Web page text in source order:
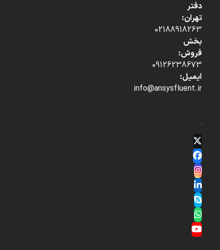
دفتر
تهران:
02188918263
بخش
فروش:
09126238673
ایمیل:
info@ansysfluent.ir
Twitter
(deprecated)
Facebook
Instagram
LinkedIn
Skype
Whatsapp
YouTube